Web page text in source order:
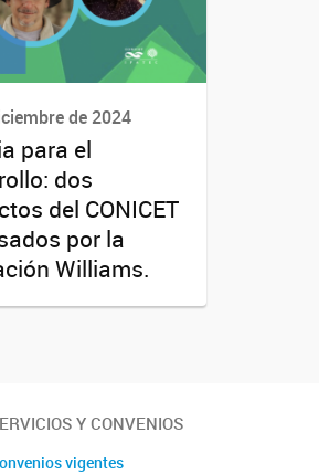
de 2024
para el
dos
del CONICET
por la
Williams.
Y CONVENIOS
vigentes